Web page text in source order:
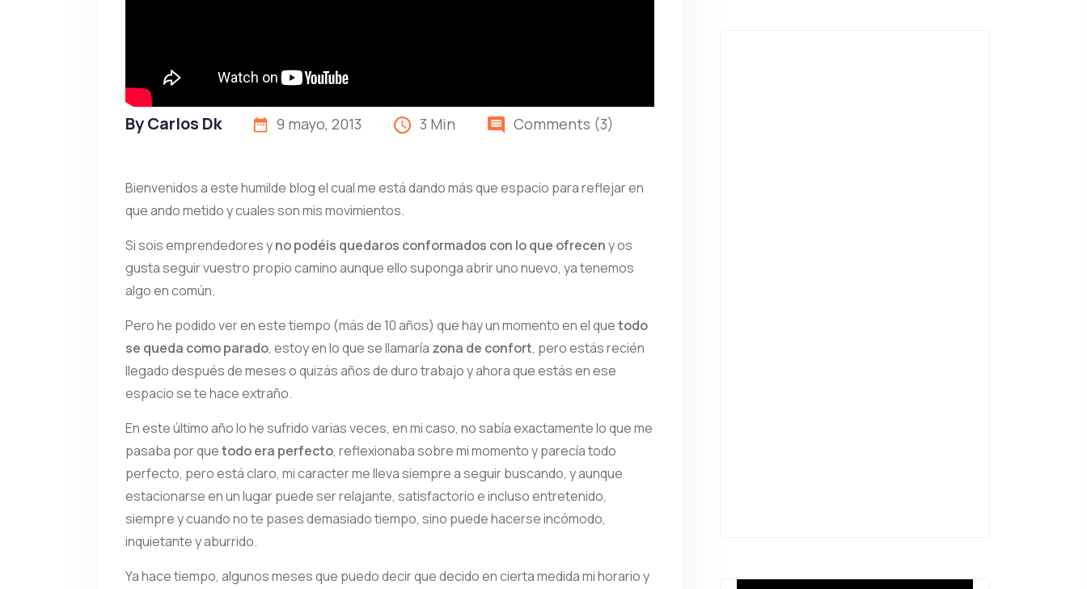
ByCarlos Dk 9 mayo, 2013 3 Min Comments (3)
Bienvenidos a este humilde blog el cual me está dando más que espacio para reflejar en
que ando metido y cuales son mis movimientos.
Si sois emprendedores yno podéis quedaros conformados con lo que ofreceny os
gusta seguir vuestro propio camino aunque ello suponga abrir uno nuevo, ya tenemos
algo en común.
Pero he podido ver en este tiempo (más de 10 años) que hay un momento en el quetodo
se queda como parado, estoy en lo que se llamaría zona de confort, pero estás recién
llegado después de meses o quizás años de duro trabajo y ahora que estás en ese
espacio se te hace extraño.
En este último año lo he sufrido varias veces, en mi caso, no sabía exactamente lo que me
pasaba por quetodo era perfecto, reflexionaba sobre mi momento y parecía todo
perfecto, pero está claro, mi caracter me lleva siempre a seguir buscando, y aunque
estacionarse en un lugar puede ser relajante, satisfactorio e incluso entretenido,
siempre y cuando no te pases demasiado tiempo, sino puede hacerse incómodo,
inquietante y aburrido.
Ya hace tiempo, algunos meses que puedo decir que decido en cierta medida mi horario y